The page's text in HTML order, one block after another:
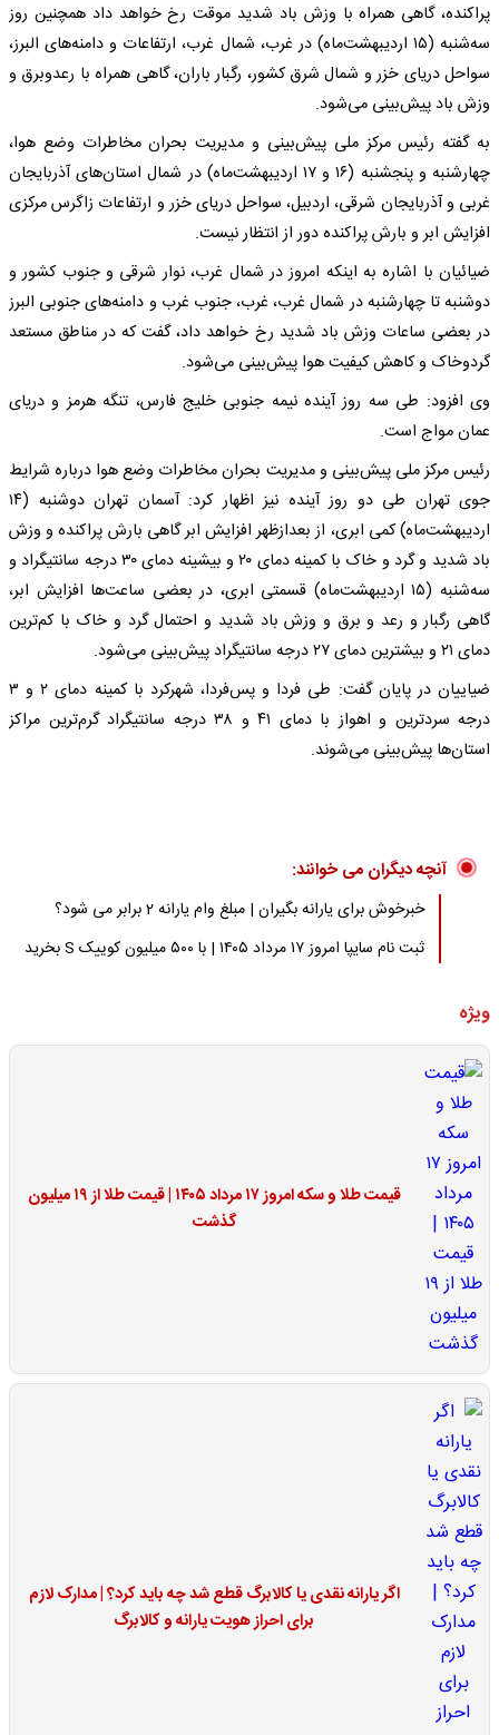
پراکنده، گاهی همراه با وزش باد شدید موقت رخ خواهد داد همچنین روز
سه‌شنبه (۱۵ اردیبهشت‌ماه) در غرب، شمال غرب، ارتفاعات و دامنه‌های البرز،
سواحل دریای خزر و شمال شرق کشور، رگبار باران، گاهی همراه با رعدوبرق و
وزش باد پیش‌بینی می‌شود.
به گفته رئیس مرکز ملی پیش‌بینی و مدیریت بحران مخاطرات وضع هوا،
چهارشنبه و پنجشنبه (۱۶ و ۱۷ اردیبهشت‌ماه) در شمال استان‌های آذربایجان
غربی و آذربایجان شرقی، اردبیل، سواحل دریای خزر و ارتفاعات زاگرس مرکزی
افزایش ابر و بارش پراکنده دور از انتظار نیست.
ضیائیان با اشاره به اینکه امروز در شمال غرب، نوار شرقی و جنوب کشور و
دوشنبه تا چهارشنبه در شمال غرب، غرب، جنوب غرب و دامنه‌های جنوبی البرز
در بعضی ساعات وزش باد شدید رخ خواهد داد، گفت که در مناطق مستعد
گردوخاک و کاهش کیفیت هوا پیش‌بینی می‌شود.
وی افزود: طی سه روز آینده نیمه جنوبی خلیج فارس، تنگه هرمز و دریای
عمان مواج است.
رئیس مرکز ملی پیش‌بینی و مدیریت بحران مخاطرات وضع هوا درباره شرایط
جوی تهران طی دو روز آینده نیز اظهار کرد: آسمان تهران دوشنبه (۱۴
اردیبهشت‌ماه) کمی ابری، از بعدازظهر افزایش ابر گاهی بارش پراکنده و وزش
باد شدید و گرد و خاک با کمینه دمای ۲۰ و بیشینه دمای ۳۰ درجه سانتیگراد و
سه‌شنبه (۱۵ اردیبهشت‌ماه) قسمتی ابری، در بعضی ساعت‌ها افزایش ابر،
گاهی رگبار و رعد و برق و وزش باد شدید و احتمال گرد و خاک با کم‌ترین
دمای ۲۱ و بیشترین دمای ۲۷ درجه سانتیگراد پیش‌بینی می‌شود.
ضیاییان در پایان گفت: طی فردا و پس‌فردا، شهرکرد با کمینه دمای ۲ و ۳
درجه سردترین و اهواز با دمای ۴۱ و ۳۸ درجه سانتیگراد گرم‌ترین مراکز
استان‌ها پیش‌بینی می‌شوند.
آنچه دیگران می خوانند:
خبرخوش برای یارانه بگیران | مبلغ وام یارانه 2 برابر می شود؟
ثبت نام سایپا امروز ۱۷ مرداد ۱۴۰۵ | با ۵۰۰ میلیون کوییک S بخرید
ویژه
قیمت طلا و سکه امروز ۱۷ مرداد ۱۴۰۵ | قیمت طلا از ۱۹ میلیون
گذشت
اگر یارانه نقدی یا کالابرگ قطع شد چه باید کرد؟ | مدارک لازم
برای احراز هویت یارانه و کالابرگ